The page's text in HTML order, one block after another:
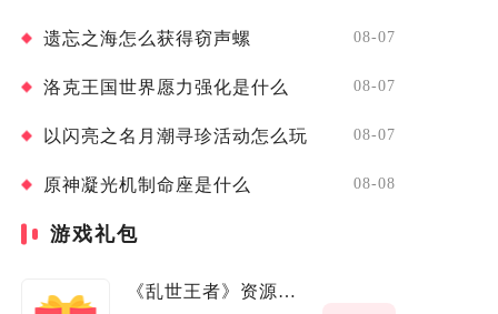
遗忘之海怎么获得窃声螺 08-07
洛克王国世界愿力强化是什么 08-07
以闪亮之名月潮寻珍活动怎么玩 08-07
原神凝光机制命座是什么 08-08
游戏礼包
《乱世王者》资源成长福利包